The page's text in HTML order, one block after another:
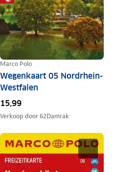
Marco Polo
Wegenkaart 05 Nordrhein-
Westfalen
15,99
Verkoop door 62Damrak